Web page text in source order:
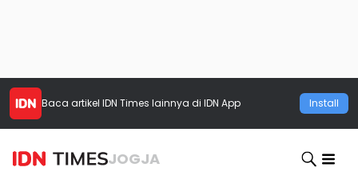
Baca artikel IDN Times lainnya di IDN App Install
JOGJA